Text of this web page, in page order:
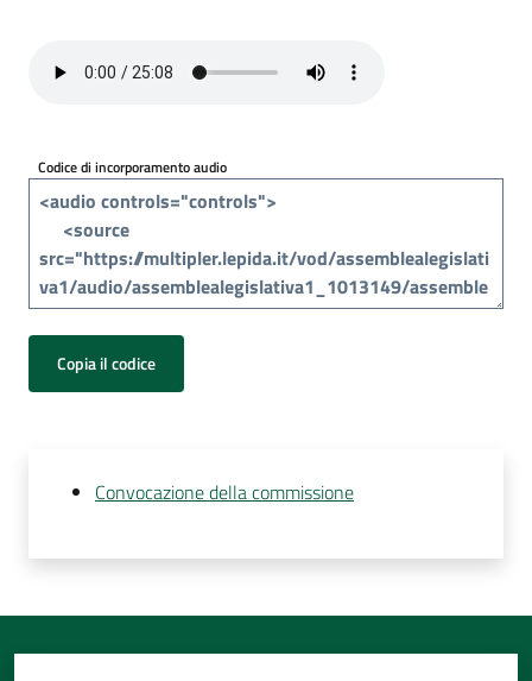
Per
cittadini
Codice di incorporamento audio
Copia il codice
Convocazione della commissione